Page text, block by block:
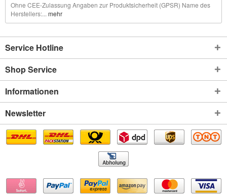
Ohne CEE-Zulassung Angaben zur Produktsicherheit (GPSR) Name des
Herstellers:... mehr
Service Hotline
Shop Service
Informationen
Newsletter